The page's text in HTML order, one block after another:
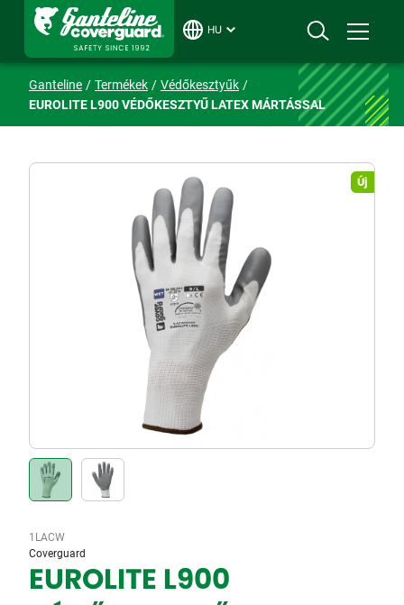
HU
Ganteline Termékek
Védőkesztyűk
EUROLITE L900 VÉDŐKESZTYŰ LATEX MÁRTÁSSAL
Új
1LACW
Coverguard
EUROLITE L900